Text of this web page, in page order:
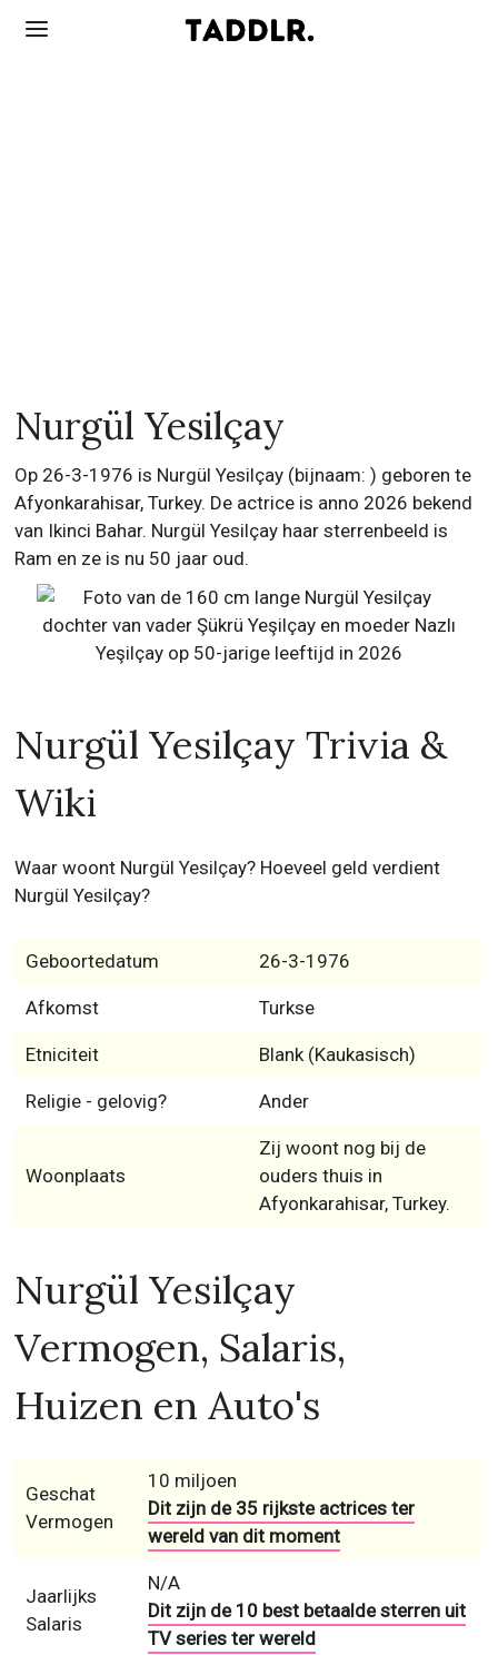
Nurgül Yesilçay
Op 26-3-1976 is Nurgül Yesilçay (bijnaam: ) geboren te
Afyonkarahisar, Turkey. De actrice is anno 2026 bekend
van Ikinci Bahar. Nurgül Yesilçay haar sterrenbeeld is
Ram en ze is nu 50 jaar oud.
Nurgül Yesilçay Trivia &
Wiki
Waar woont Nurgül Yesilçay? Hoeveel geld verdient
Nurgül Yesilçay?
Geboortedatum 26-3-1976
Afkomst Turkse
Etniciteit Blank (Kaukasisch)
Religie - gelovig? Ander
Woonplaats
Zij woont nog bij de
ouders thuis in
Afyonkarahisar, Turkey.
Nurgül Yesilçay
Vermogen, Salaris,
Huizen en Auto's
Geschat
Vermogen
10 miljoen
Dit zijn de 35 rijkste actrices ter
wereld van dit moment
Jaarlijks
Salaris
N/A
Dit zijn de 10 best betaalde sterren uit
TV series ter wereld